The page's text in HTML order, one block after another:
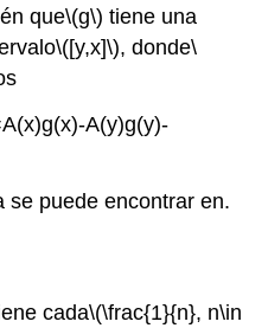
que\(g\) tiene una
\([y,x]\), donde\
A(y)g(y)-
se puede encontrar en.
cada\(\frac{1}{n}, n\in